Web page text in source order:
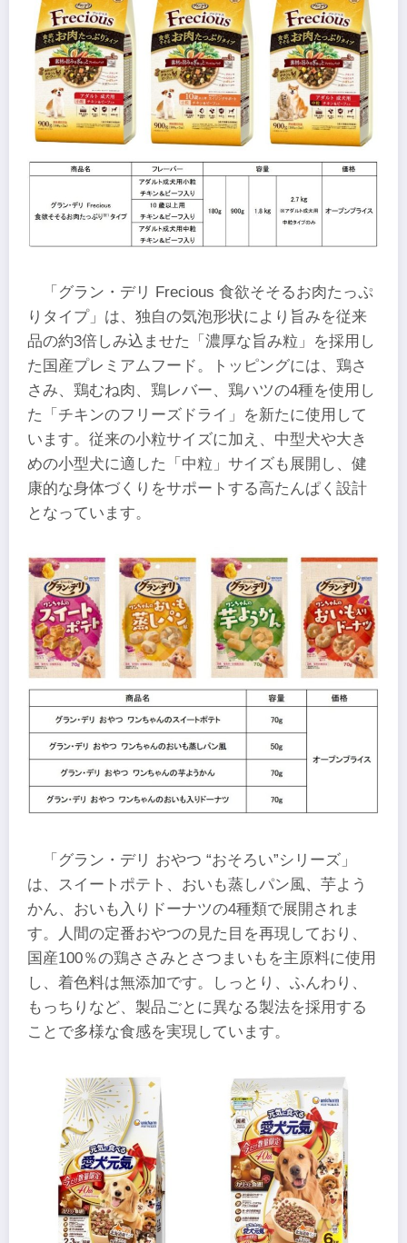
「グラン・デリ Frecious 食欲そそるお肉たっぷ
りタイプ」は、独自の気泡形状により旨みを従来
品の約3倍しみ込ませた「濃厚な旨み粒」を採用し
た国産プレミアムフード。トッピングには、鶏さ
さみ、鶏むね肉、鶏レバー、鶏ハツの4種を使用し
た「チキンのフリーズドライ」を新たに使用して
います。従来の小粒サイズに加え、中型犬や大き
めの小型犬に適した「中粒」サイズも展開し、健
康的な身体づくりをサポートする高たんぱく設計
となっています。
「グラン・デリ おやつ “おそろい”シリーズ」
は、スイートポテト、おいも蒸しパン風、芋よう
かん、おいも入りドーナツの4種類で展開されま
す。人間の定番おやつの見た目を再現しており、
国産100％の鶏ささみとさつまいもを主原料に使用
し、着色料は無添加です。しっとり、ふんわり、
もっちりなど、製品ごとに異なる製法を採用する
ことで多様な食感を実現しています。